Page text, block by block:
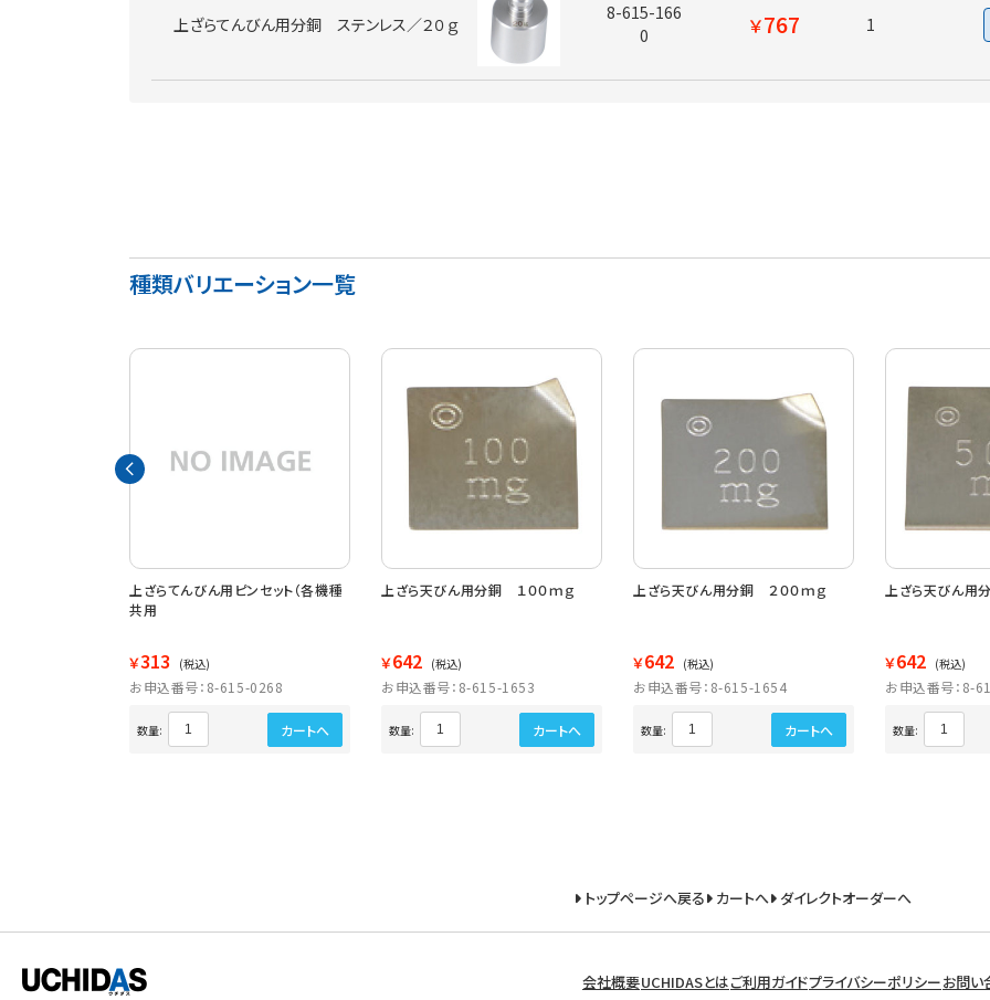
上ざらてんびん用分銅 ステンレス／２０ｇ
8-615-166
0
￥767 1
種類バリエーション一覧
上ざらてんびん用ピンセット（各機種
共用
￥313 (税込)
お申込番号：8-615-0268
数量: カートへ
上ざら天びん用分銅 １００ｍｇ
￥642 (税込)
お申込番号：8-615-1653
数量: カートへ
上ざら天びん用分銅 ２００ｍｇ
￥642 (税込)
お申込番号：8-615-1654
数量: カートへ
上ざら天びん用
￥642 (税込)
お申込番号：8-
数量:
トップページへ戻る カートへ ダイレクトオーダーへ
会社概要UCHIDASとはご利用ガイドプライバシーポリシーお問い